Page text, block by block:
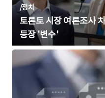
/정치
토론토 시장 여론조사
등장 '변수'